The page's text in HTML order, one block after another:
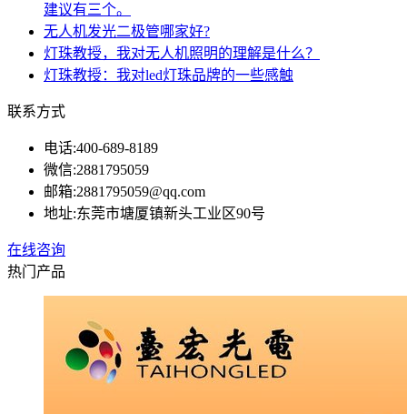
建议有三个。
无人机发光二极管哪家好?
灯珠教授，我对无人机照明的理解是什么？
灯珠教授：我对led灯珠品牌的一些感触
联系方式
电话:400-689-8189
微信:2881795059
邮箱:2881795059@qq.com
地址:东莞市塘厦镇新头工业区90号
在线咨询
热门产品